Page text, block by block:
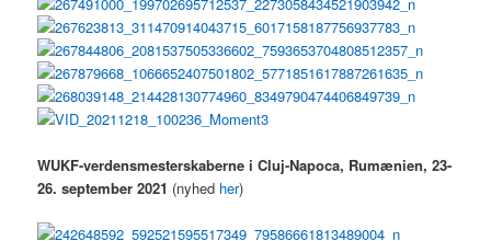
WUKF-verdensmesterskaberne i Cluj-Napoca, Rumænien, 23-
26. september 2021 (nyhed her)